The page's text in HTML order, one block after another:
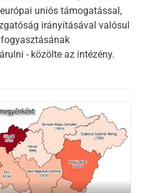
uniós támogatással,
irányításával valósul
- közölte az intézény.